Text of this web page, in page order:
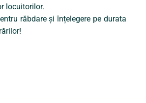
locuitorilor.
răbdare și înțelegere pe durata